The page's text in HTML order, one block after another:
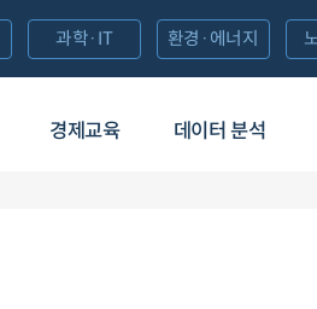
경제교육 데이터 분석
과학·IT 환경·에너지